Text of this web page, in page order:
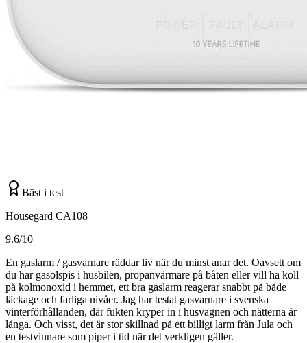
Bäst i test
Housegard CA108
9.6/10
En gaslarm / gasvarnare räddar liv när du minst anar det. Oavsett om
du har gasolspis i husbilen, propanvärmare på båten eller vill ha koll
på kolmonoxid i hemmet, ett bra gaslarm reagerar snabbt på både
läckage och farliga nivåer. Jag har testat gasvarnare i svenska
vinterförhållanden, där fukten kryper in i husvagnen och nätterna är
långa. Och visst, det är stor skillnad på ett billigt larm från Jula och
en testvinnare som piper i tid när det verkligen gäller.